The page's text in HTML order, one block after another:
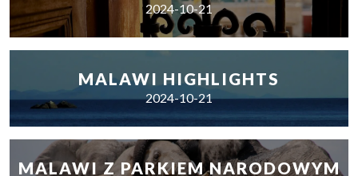
2024-10-21
MALAWI HIGHLIGHTS
2024-10-21
MALAWI Z PARKIEM NARODOWYM